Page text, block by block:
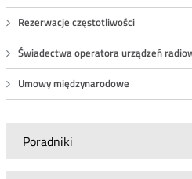
Rezerwacje częstotliwości
Świadectwa operatora urządzeń
Umowy międzynarodowe
Poradniki